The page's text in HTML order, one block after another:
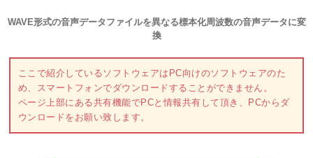
WAVE形式の音声データファイルを異なる標本化周波数の音声データに変
換
ここで紹介しているソフトウェアはPC向けのソフトウェアのた
め、スマートフォンでダウンロードすることができません。
ページ上部にある共有機能でPCと情報共有して頂き、PCからダ
ウンロードをお願い致します。